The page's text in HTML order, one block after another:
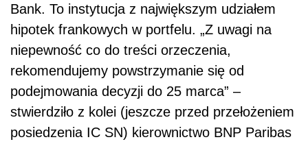
Bank. To instytucja z największym udziałem
hipotek frankowych w portfelu. „Z uwagi na
niepewność co do treści orzeczenia,
rekomendujemy powstrzymanie się od
podejmowania decyzji do 25 marca” –
stwierdziło z kolei (jeszcze przed przełożeniem
posiedzenia IC SN) kierownictwo BNP Paribas